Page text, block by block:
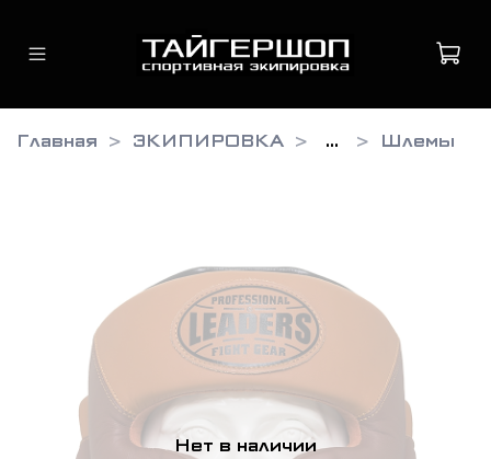
Главная ЭКИПИРОВКА ... Шлемы
Нет в наличии